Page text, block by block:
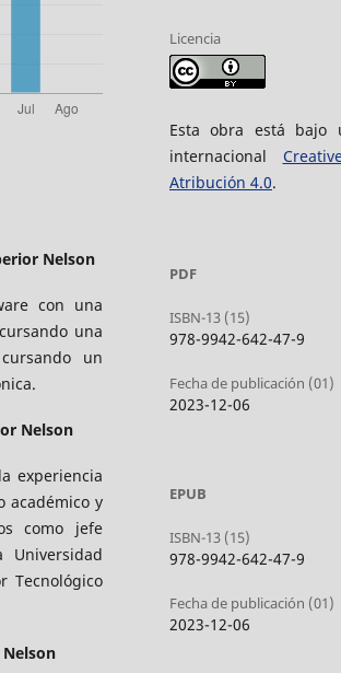
Nelson
con una
una
un
Nelson
experiencia
académico y
como jefe
Tecnológico
Licencia
Esta obra está bajo
internacional
Atribución 4.0.
PDF
ISBN-13 (15)
978-9942-642-47-9
Fecha de publicación (01)
2023-12-06
EPUB
ISBN-13 (15)
978-9942-642-47-9
Fecha de publicación (01)
2023-12-06